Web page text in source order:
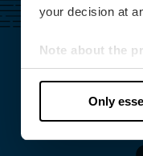
your decision at
Note about the
By clicking
judges the USA
that your data
Only